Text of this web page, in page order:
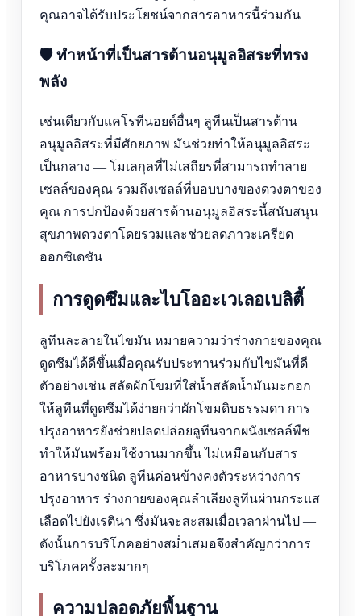
คุณอาจได้รับประโยชน์จากสารอาหารนี้ร่วมกัน
🛡️ ทำหน้าที่เป็นสารต้านอนุมูลอิสระที่ทรง
พลัง
เช่นเดียวกับแคโรทีนอยด์อื่นๆ ลูทีนเป็นสารต้าน
อนุมูลอิสระที่มีศักยภาพ มันช่วยทำให้อนุมูลอิสระ
เป็นกลาง — โมเลกุลที่ไม่เสถียรที่สามารถทำลาย
เซลล์ของคุณ รวมถึงเซลล์ที่บอบบางของดวงตาของ
คุณ การปกป้องด้วยสารต้านอนุมูลอิสระนี้สนับสนุน
สุขภาพดวงตาโดยรวมและช่วยลดภาวะเครียด
ออกซิเดชัน
การดูดซึมและไบโออะเวเลอเบลิตี้
ลูทีนละลายในไขมัน หมายความว่าร่างกายของคุณ
ดูดซึมได้ดีขึ้นเมื่อคุณรับประทานร่วมกับไขมันที่ดี
ตัวอย่างเช่น สลัดผักโขมที่ใส่น้ำสลัดน้ำมันมะกอก
ให้ลูทีนที่ดูดซึมได้ง่ายกว่าผักโขมดิบธรรมดา การ
ปรุงอาหารยังช่วยปลดปล่อยลูทีนจากผนังเซลล์พืช
ทำให้มันพร้อมใช้งานมากขึ้น ไม่เหมือนกับสาร
อาหารบางชนิด ลูทีนค่อนข้างคงตัวระหว่างการ
ปรุงอาหาร ร่างกายของคุณลำเลียงลูทีนผ่านกระแส
เลือดไปยังเรตินา ซึ่งมันจะสะสมเมื่อเวลาผ่านไป —
ดังนั้นการบริโภคอย่างสม่ำเสมอจึงสำคัญกว่าการ
บริโภคครั้งละมากๆ
ความปลอดภัยพื้นฐาน